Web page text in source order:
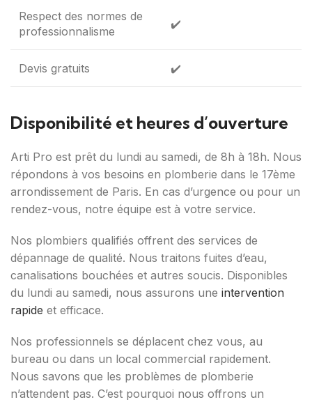
Respect des normes de
professionnalisme
✔️
Devis gratuits ✔️
Disponibilité et heures d’ouverture
Arti Pro est prêt du lundi au samedi, de 8h à 18h. Nous
répondons à vos besoins en plomberie dans le 17ème
arrondissement de Paris. En cas d’urgence ou pour un
rendez-vous, notre équipe est à votre service.
Nos plombiers qualifiés offrent des services de
dépannage de qualité. Nous traitons fuites d’eau,
canalisations bouchées et autres soucis. Disponibles
du lundi au samedi, nous assurons une intervention
rapide et efficace.
Nos professionnels se déplacent chez vous, au
bureau ou dans un local commercial rapidement.
Nous savons que les problèmes de plomberie
n’attendent pas. C’est pourquoi nous offrons un